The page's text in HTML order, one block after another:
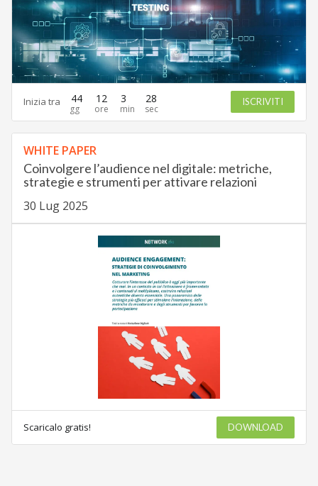
Inizia tra 44 12 3 27 ISCRIVITI
WHITE PAPER
Coinvolgere l’audience nel digitale: metriche,
strategie e strumenti per attivare relazioni
30 Lug 2025
Scaricalo gratis! DOWNLOAD